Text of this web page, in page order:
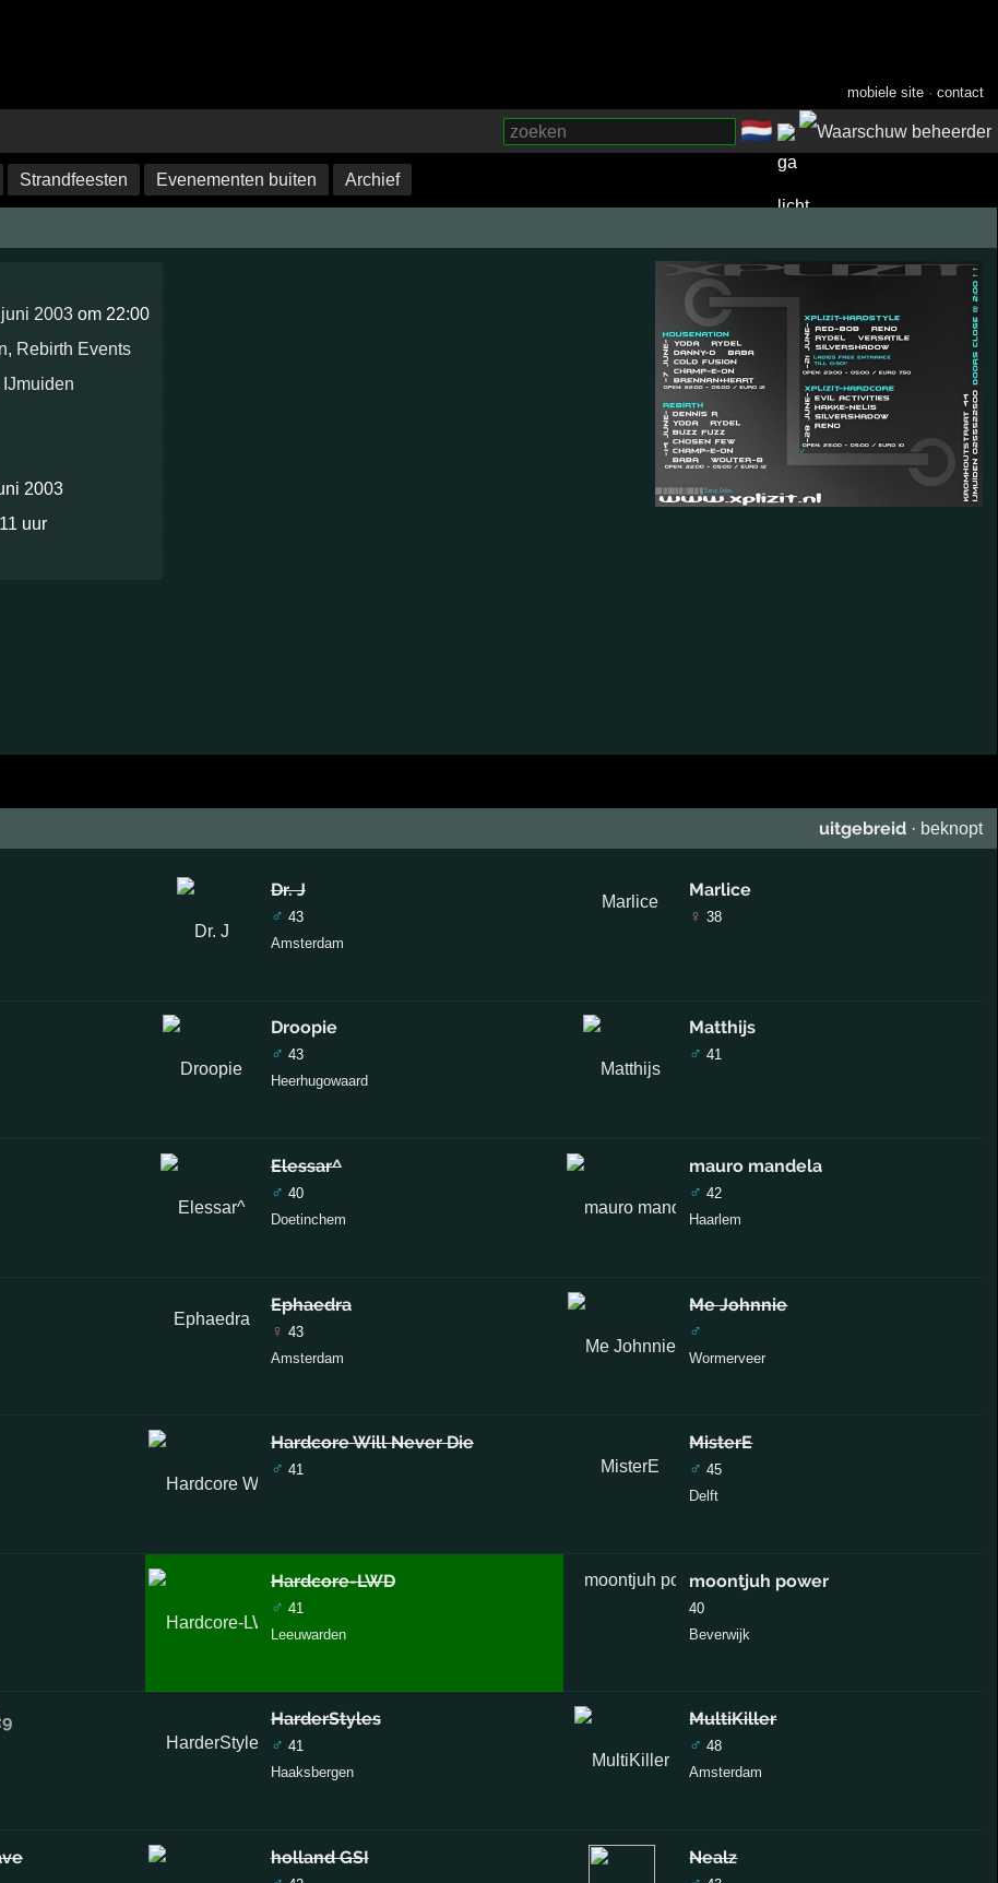
mobiele site ·contact
🇳🇱
Strandfeesten Evenementen buiten Archief
2003 om 22:00
, Rebirth Events
IJmuiden
2003
uur
uitgebreid · beknopt
Dr. J
♂ 43
Amsterdam
Droopie
♂ 43
Heerhugowaard
Elessar^
♂ 40
Doetinchem
Ephaedra
♀ 43
Amsterdam
Hardcore Will Never Die
♂ 41
Hardcore-LWD
♂ 41
Leeuwarden
HarderStyles
♂ 41
Haaksbergen
holland GSI
Marlice
♀ 38
Matthijs
♂ 41
mauro mandela
♂ 42
Haarlem
Me Johnnie
♂
Wormerveer
MisterE
♂ 45
Delft
moontjuh power
40
Beverwijk
MultiKiller
♂ 48
Amsterdam
Nealz